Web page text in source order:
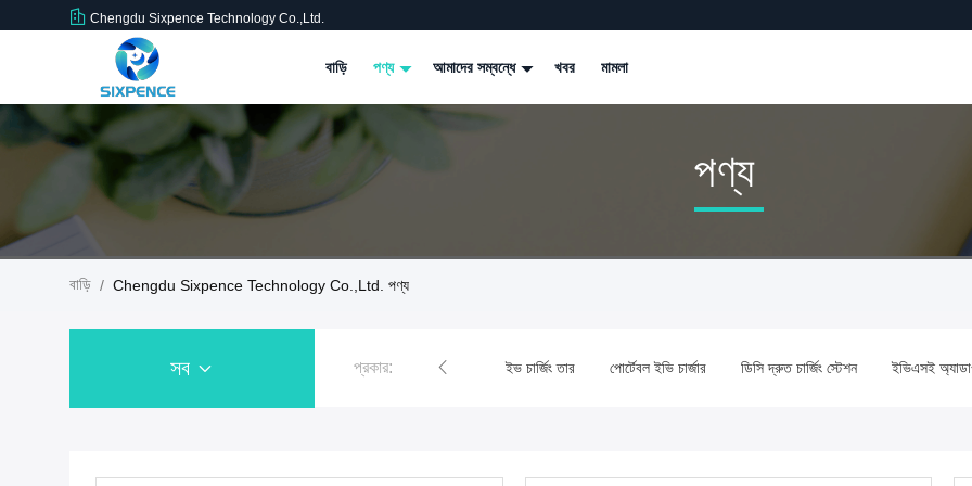
Chengdu Sixpence Technology Co.,Ltd.
বাড়ি পণ্য আমাদের সম্বন্ধে খবর মামলা
পণ্য
বাড়ি / Chengdu Sixpence Technology Co.,Ltd. পণ্য
সব প্রকার:
হোম ইভি চার্জিং স্টেশন ইভি চার্জিং পাইল ইভ চার্জিং তার পোর্টেবল ইভি চার্জার ডিসি দ্রুত চার্জিং স্টেশন ইভিএসই